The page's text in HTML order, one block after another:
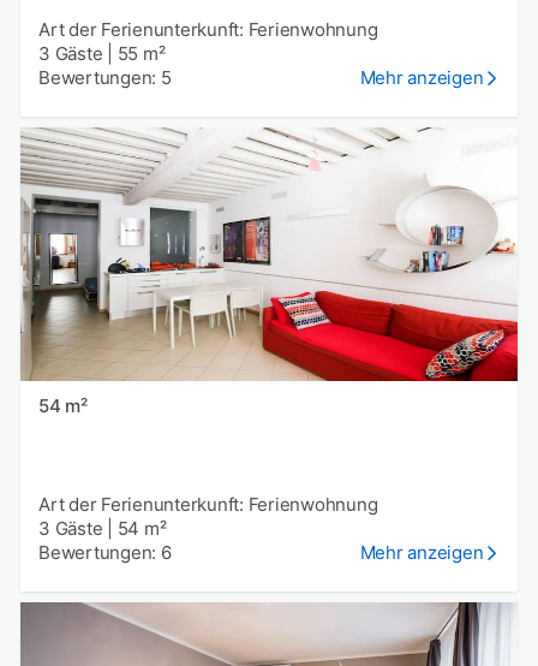
Art der Ferienunterkunft: Ferienwohnung
3 Gäste
55 m²
Bewertungen: 5
Mehr anzeigen
54 m²
Art der Ferienunterkunft: Ferienwohnung
3 Gäste
54 m²
Bewertungen: 6
Mehr anzeigen